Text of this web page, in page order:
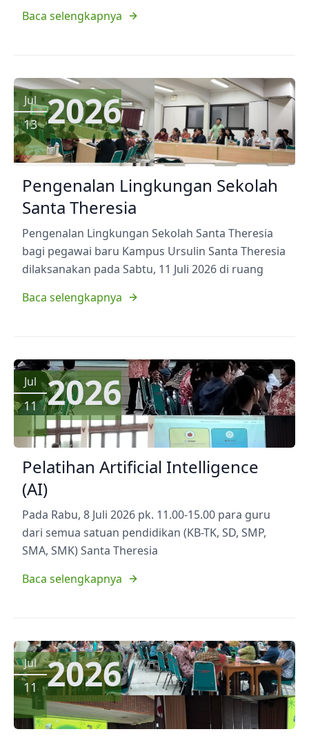
Baca selengkapnya
Jul
13 2026
Pengenalan Lingkungan Sekolah
Santa Theresia
Pengenalan Lingkungan Sekolah Santa Theresia
bagi pegawai baru Kampus Ursulin Santa Theresia
dilaksanakan pada Sabtu, 11 Juli 2026 di ruang
Baca selengkapnya
Jul
11 2026
Pelatihan Artificial Intelligence
(AI)
Pada Rabu, 8 Juli 2026 pk. 11.00-15.00 para guru
dari semua satuan pendidikan (KB-TK, SD, SMP,
SMA, SMK) Santa Theresia
Baca selengkapnya
Jul
11 2026